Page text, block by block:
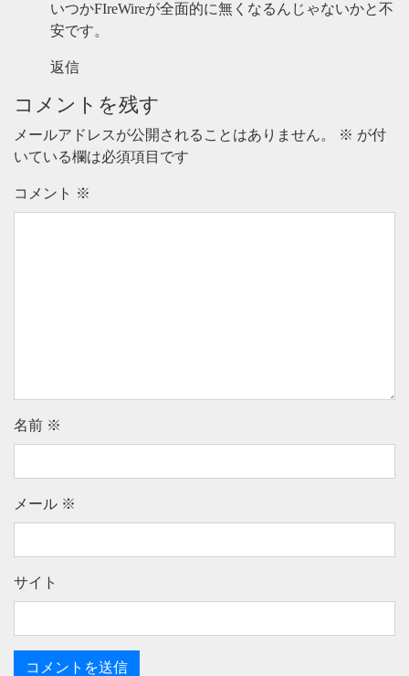
いつかFIreWireが全面的に無くなるんじゃないかと不
安です。
返信
コメントを残す
メールアドレスが公開されることはありません。 ※ が付
いている欄は必須項目です
コメント ※
名前 ※
メール ※
サイト